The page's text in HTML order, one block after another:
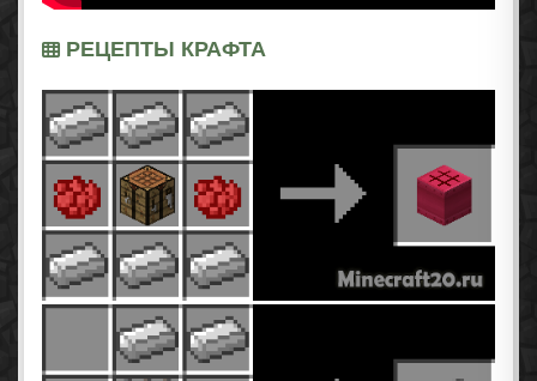
РЕЦЕПТЫ КРАФТА